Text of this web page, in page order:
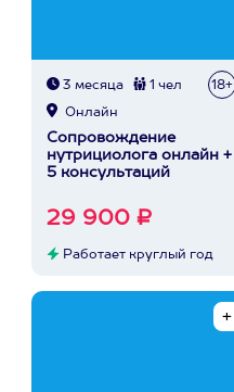
3 месяца 1 чел 18+
Онлайн
Сопровождение
нутрициолога онлайн +
5 консультаций
29 900 ₽
Работает круглый год